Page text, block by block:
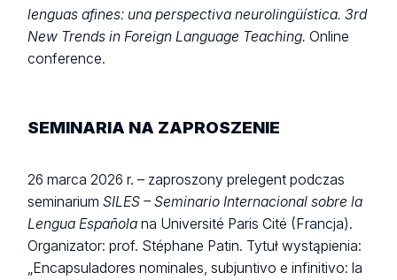
lenguas afines: una perspectiva neurolingüística.3rd
New Trends in Foreign Language Teaching. Online
conference.
SEMINARIA NA ZAPROSZENIE
26 marca 2026 r. – zaproszony prelegent podczas
seminariumSILES – Seminario Internacional sobre la
Lengua Española na Université Paris Cité (Francja).
Organizator: prof. Stéphane Patin. Tytuł wystąpienia:
„Encapsuladores nominales, subjuntivo e infinitivo: la